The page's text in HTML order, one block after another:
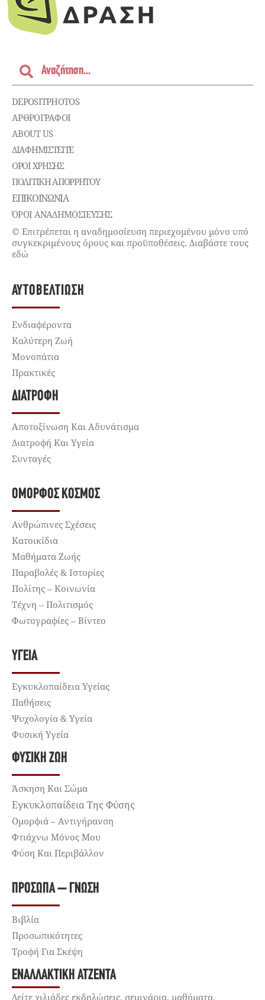
DEPOSITPHOTOS
ΑΡΘΡΟΓΡΑΦΟΙ
ABOUT US
ΔΙΑΦΗΜΙΣΤΕΊΤΕ
ΌΡΟΙ ΧΡΉΣΗΣ
ΠΟΛΙΤΙΚΉ ΑΠΟΡΡΉΤΟΥ
ΕΠΙΚΟΙΝΩΝΊΑ
ΌΡΟΙ ΑΝΑΔΗΜΟΣΙΕΥΣΗΣ
© Επιτρέπεται η αναδημοσίευση περιεχομένου μόνο υπό
συγκεκριμένους όρους και προϋποθέσεις. Διαβάστε τους
εδώ
ΑΥΤΟΒΕΛΤΊΩΣΗ
Ενδιαφέροντα
Καλύτερη Ζωή
Μονοπάτια
Πρακτικές
ΔΙΑΤΡΟΦΉ
Αποτοξίνωση Και Αδυνάτισμα
Διατροφή Και Υγεία
Συνταγές
ΌΜΟΡΦΟΣ ΚΌΣΜΟΣ
Ανθρώπινες Σχέσεις
Κατοικίδια
Μαθήματα Ζωής
Παραβολές & Ιστορίες
Πολίτης – Κοινωνία
Τέχνη – Πολιτισμός
Φωτογραφίες – Βίντεο
ΥΓΕΊΑ
Εγκυκλοπαίδεια Υγείας
Παθήσεις
Ψυχολογία & Υγεία
Φυσική Υγεία
ΦΥΣΙΚΉ ΖΩΉ
Άσκηση Και Σώμα
Εγκυκλοπαίδεια Της Φύσης
Ομορφιά – Αντιγήρανση
Φτιάχνω Μόνος Μου
Φύση Και Περιβάλλον
ΠΡΌΣΩΠΑ – ΓΝΏΣΗ
Βιβλία
Προσωπικότητες
Τροφή Για Σκέψη
ΕΝΑΛΛΑΚΤΙΚΉ ΑΤΖΈΝΤΑ
Δείτε χιλιάδες εκδηλώσεις, σεμινάρια, μαθήματα,